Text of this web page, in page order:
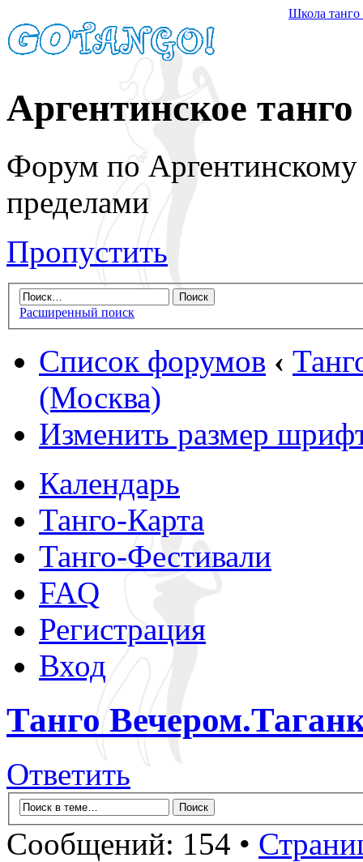
Школа танго
Аргентинское танго
Форум по Аргентинскому
пределами
Пропустить
Расширенный поиск
Список форумов ‹
(Москва)
Изменить размер
Календарь
Танго-Карта
Танго-Фестивали
FAQ
Регистрация
Вход
Танго
Ответить
Сообщений: 154 •